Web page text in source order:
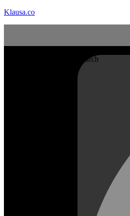
Klausa.co
Search